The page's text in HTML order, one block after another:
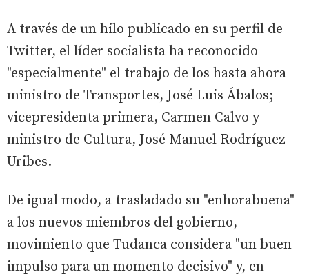
A través de un hilo publicado en su perfil de
Twitter, el líder socialista ha reconocido
"especialmente" el trabajo de los hasta ahora
ministro de Transportes, José Luis Ábalos;
vicepresidenta primera, Carmen Calvo y
ministro de Cultura, José Manuel Rodríguez
Uribes.
De igual modo, a trasladado su "enhorabuena"
a los nuevos miembros del gobierno,
movimiento que Tudanca considera "un buen
impulso para un momento decisivo" y, en